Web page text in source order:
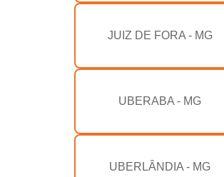
JUIZ DE FORA - MG
UBERABA - MG
UBERLÂNDIA - MG